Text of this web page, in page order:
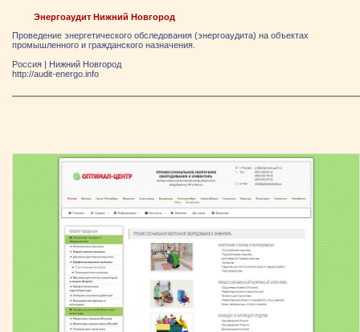
Энергоаудит Нижний Новгород
Проведение энергетического обследования (энергоаудита) на объектах
промышленного и гражданского назначения.
Россия | Нижний Новгород
http://audit-energo.info